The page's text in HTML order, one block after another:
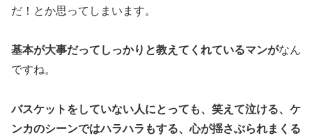
だ！とか思ってしまいます。
基本が大事だってしっかりと教えてくれているマンがなん
ですね。
バスケットをしていない人にとっても、笑えて泣ける、ケ
ンカのシーンではハラハラもする、心が揺さぶられまくる